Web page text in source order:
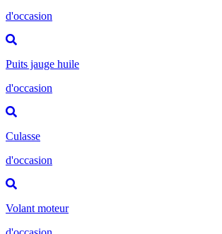
d'occasion
Puits jauge huile
d'occasion
Culasse
d'occasion
Volant moteur